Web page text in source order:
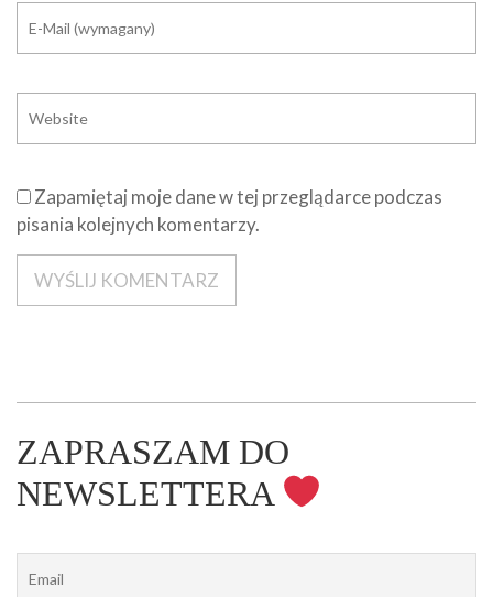
Zapamiętaj moje dane w tej przeglądarce podczas
pisania kolejnych komentarzy.
ZAPRASZAM DO
NEWSLETTERA